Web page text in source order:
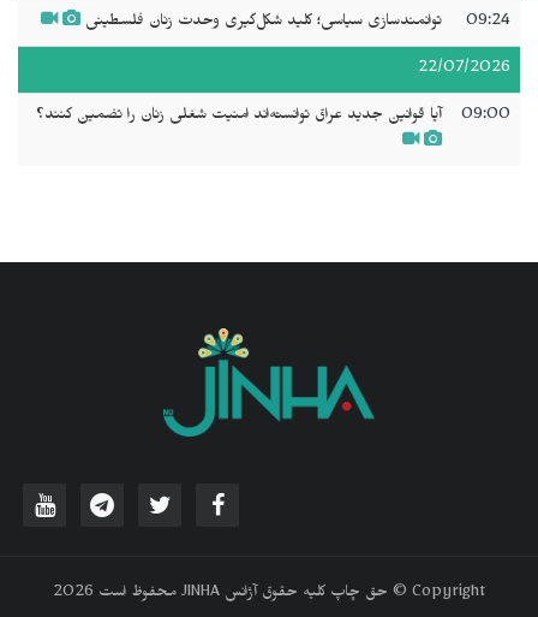
09:24 توانمندسازی سیاسی؛ کلید شکل‌گیری وحدت زنان فلسطینی
22/07/2026
09:00 آیا قوانین جدید عراق توانسته‌اند امنیت شغلی زنان را تضمین کنند؟
‫Copyright © حق چاپ کلیه حقوق آژانس JINHA محفوظ است 2026